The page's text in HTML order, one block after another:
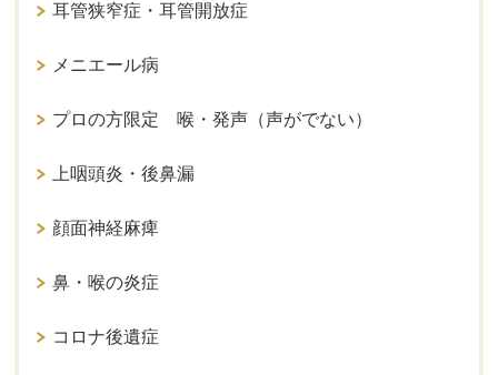
耳管狭窄症・耳管開放症
メニエール病
プロの方限定 喉・発声（声がでない）
上咽頭炎・後鼻漏
顔面神経麻痺
鼻・喉の炎症
コロナ後遺症